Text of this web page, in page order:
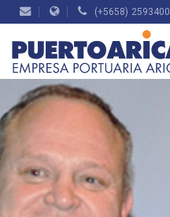
(+5658) 2593400